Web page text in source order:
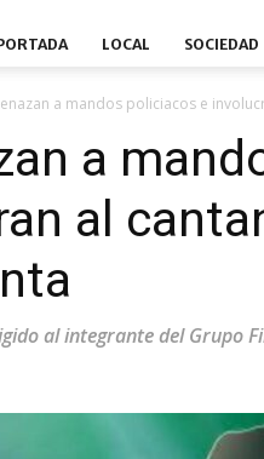
LOCAL SOCIEDAD
a mandos policiacos e
a
al
al integrante del Grupo